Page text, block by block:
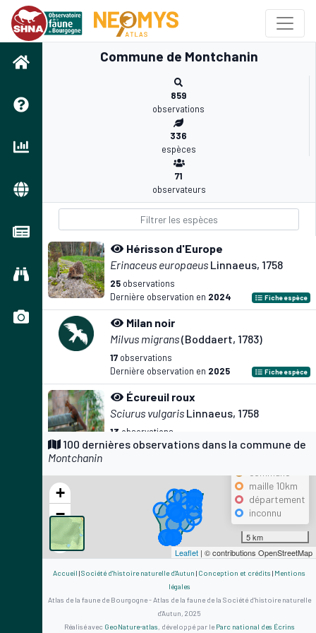
Commune de Montchanin
859
observations
336
espèces
71
observateurs
Hérisson d'Europe
Erinaceus europaeus Linnaeus, 1758
25 observations
Dernière observation en 2024 Fiche espèce
Milan noir
Milvus migrans(Boddaert, 1783)
17 observations
Dernière observation en 2025 Fiche espèce
Écureuil roux
Sciurus vulgaris Linnaeus, 1758
13 observations
Dernière observation en2023 Fiche espèce
Hirundo rusticaLinnaeus, 1758
observations
Dernière observation en
Merle noir
Turdus merulaLinnaeus, 1758
Dernière observation en
Mésange charbonnière
100 dernières observations dans la commune de
Montchanin
+
−
Précision
maille 10km
département
inconnu
5 km
Leaflet | © contributions OpenStreetMap
Accueil |Société d'histoire naturelle d'Autun | Conception et crédits | Mentions
légales
Atlas de la faune de Bourgogne - Atlas de la faune de la Société d'histoire naturelle
d'Autun, 2025
Réalisé avec GeoNature-atlas, développé par le Parc national des Écrins